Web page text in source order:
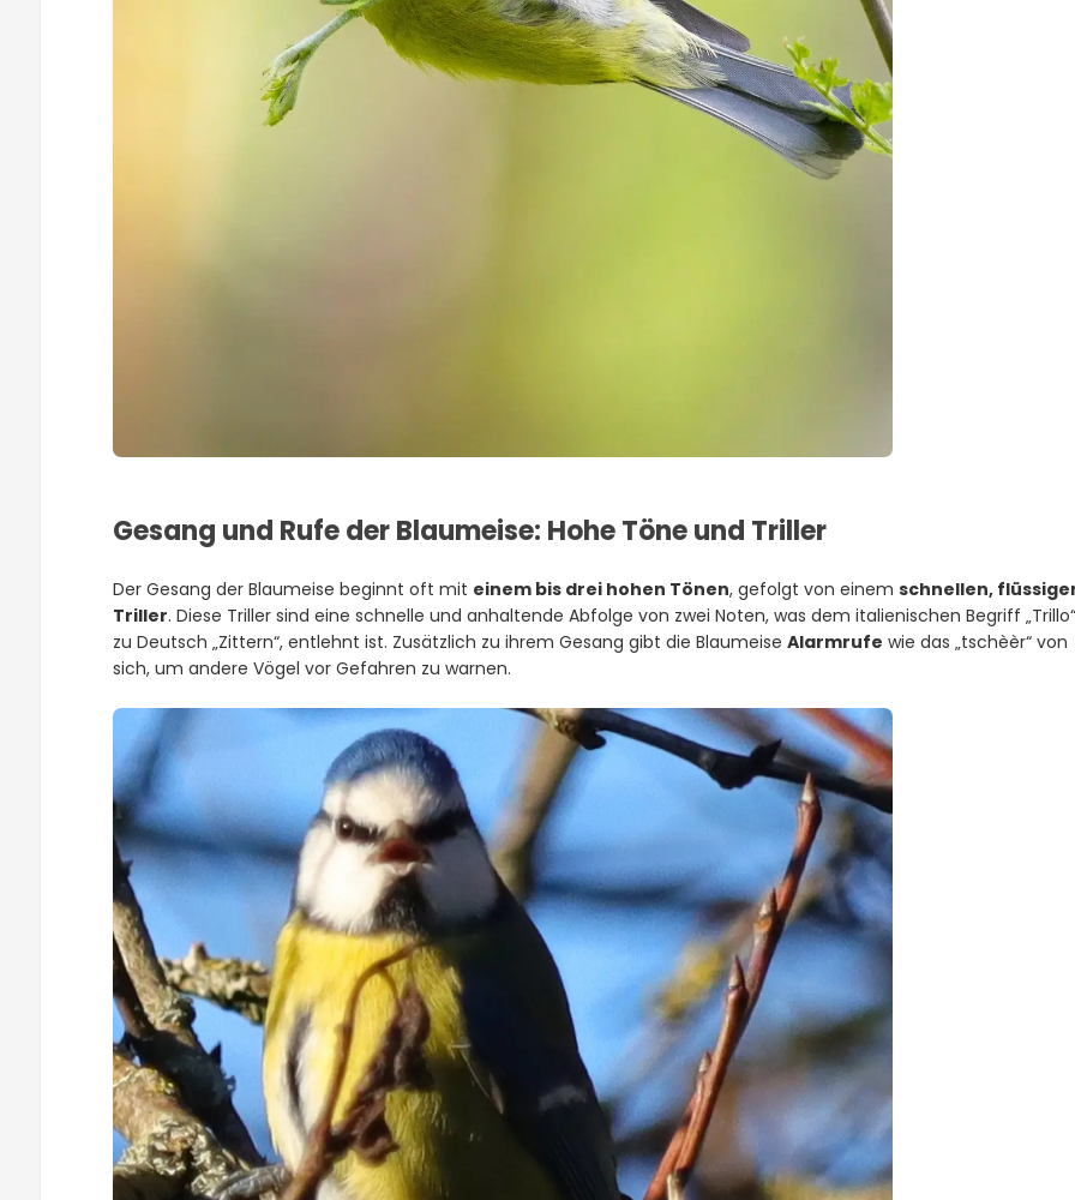
Gesang und Rufe der Blaumeise: Hohe Töne und Triller
Der Gesang der Blaumeise beginnt oft mit einem bis drei hohen Tönen, gefolgt von einem schnellen,
Triller. Diese Triller sind eine schnelle und anhaltende Abfolge von zwei Noten, was dem italienischen Begriff
zu Deutsch „Zittern“, entlehnt ist. Zusätzlich zu ihrem Gesang gibt die Blaumeise Alarmrufe wie das „tschèèr“ von
sich, um andere Vögel vor Gefahren zu warnen.